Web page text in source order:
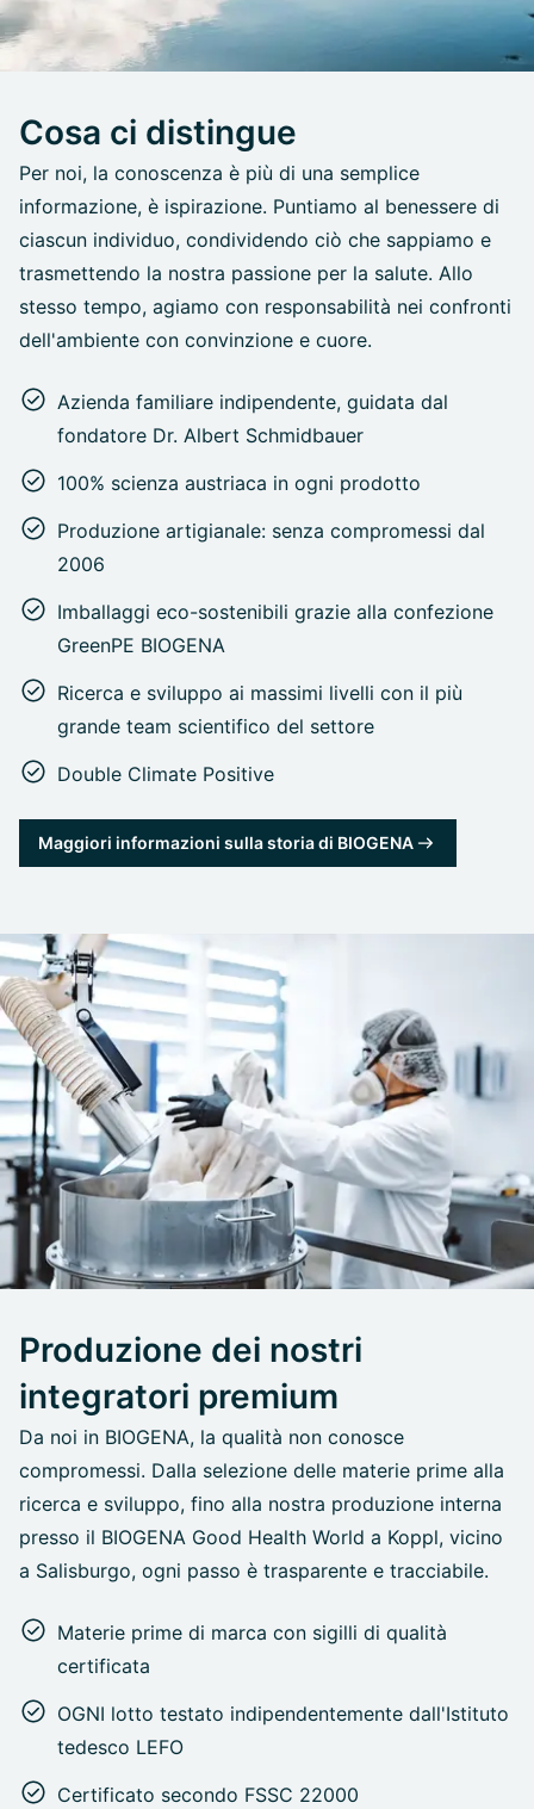
Cosa ci distingue
Per noi, la conoscenza è più di una semplice
informazione, è ispirazione. Puntiamo al benessere di
ciascun individuo, condividendo ciò che sappiamo e
trasmettendo la nostra passione per la salute. Allo
stesso tempo, agiamo con responsabilità nei confronti
dell'ambiente con convinzione e cuore.
Azienda familiare indipendente, guidata dal
fondatore Dr. Albert Schmidbauer
100% scienza austriaca in ogni prodotto
Produzione artigianale: senza compromessi dal
2006
Imballaggi eco-sostenibili grazie alla confezione
GreenPE BIOGENA
Ricerca e sviluppo ai massimi livelli con il più
grande team scientifico del settore
Double Climate Positive
Maggiori informazioni sulla storia di BIOGENA
Produzione dei nostri
integratori premium
Da noi in BIOGENA, la qualità non conosce
compromessi. Dalla selezione delle materie prime alla
ricerca e sviluppo, fino alla nostra produzione interna
presso il BIOGENA Good Health World a Koppl, vicino
a Salisburgo, ogni passo è trasparente e tracciabile.
Materie prime di marca con sigilli di qualità
certificata
OGNI lotto testato indipendentemente dall'Istituto
tedesco LEFO
Certificato secondo FSSC 22000